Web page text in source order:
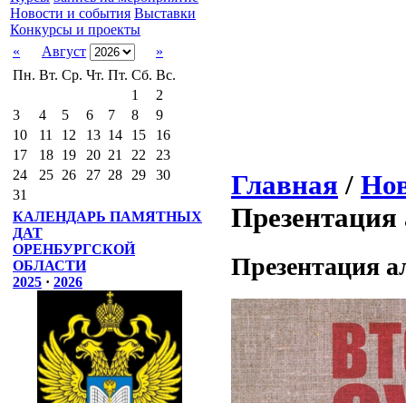
Новости и события Выставки
Конкурсы и проекты
«
Август
»
Пн. Вт. Ср. Чт. Пт. Сб. Вс.
1
2
3
4 5 6 7 8
9
10
11 12 13 14 15
16
17
18 19 20 21 22
23
24
25 26 27 28 29
30
31
КАЛЕНДАРЬ ПАМЯТНЫХ
ДАТ
ОРЕНБУРГСКОЙ
ОБЛАСТИ
2025 · 2026
Главная /
Презентация